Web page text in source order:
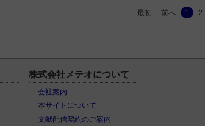
最初 前へ 1 2
株式会社メテオについて
会社案内
本サイトについて
文献配信契約のご案内